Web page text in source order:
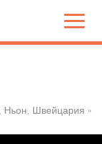
Ньон, Швейцария »